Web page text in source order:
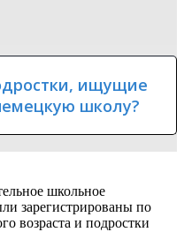
ищущие
школу?
школьное
зарегистрированы по
возраста и подростки